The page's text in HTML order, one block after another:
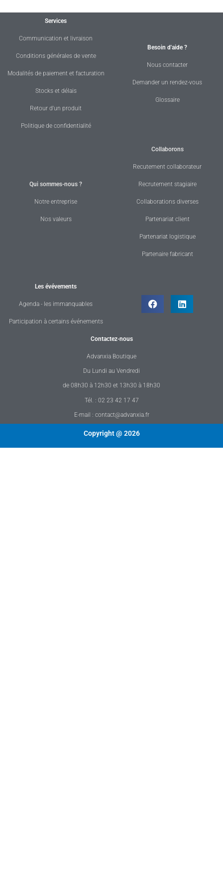
Services
Communication et livraison
Conditions générales de vente
Modalités de paiement et facturation
Stocks et délais
Retour d'un produit
Politique de confidentialité
Besoin d'aide ?
Nous contacter
Demander un rendez-vous
Glossaire
Qui sommes-nous ?
Notre entreprise
Nos valeurs
Collaborons
Recutement collaborateur
Recrutement stagiaire
Collaborations diverses
Partenariat client
Partenariat logistique
Partenaire fabricant
Les évévements
Agenda - les immanquables
Participation à certains événements
Contactez-nous
Advanxia Boutique
Du Lundi au Vendredi
de 08h30 à 12h30 et 13h30 à 18h30
Tél. : 02 23 42 17 47
E-mail : contact@advanxia.fr
Copyright @ 2026